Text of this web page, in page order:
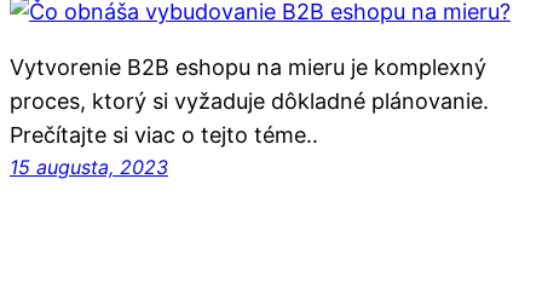
Vytvorenie B2B eshopu na mieru je komplexný
proces, ktorý si vyžaduje dôkladné plánovanie.
Prečítajte si viac o tejto téme..
15 augusta, 2023